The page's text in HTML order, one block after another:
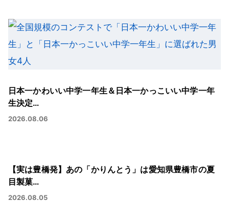
日本一かわいい中学一年生＆日本一かっこいい中学一年
生決定…
2026.08.06
【実は豊橋発】あの「かりんとう」は愛知県豊橋市の夏
目製菓…
2026.08.05